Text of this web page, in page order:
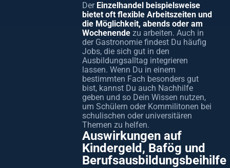
Der Einzelhandel beispielsweise
bietet oft flexible Arbeitszeiten und
die Möglichkeit, abends oder am
Wochenende zu arbeiten. Auch in
der Gastronomie findest Du häufig
Jobs, die sich gut in den
Ausbildungsalltag integrieren
lassen. Wenn Du in einem
bestimmten Fach besonders gut
bist, kannst Du auch Nachhilfe
geben und so Dein Wissen nutzen,
um Schülern oder Kommilitonen bei
schulischen oder universitären
Themen zu helfen.
Auswirkungen auf
Kindergeld, Bafög und
Berufsausbildungsbeihilfe